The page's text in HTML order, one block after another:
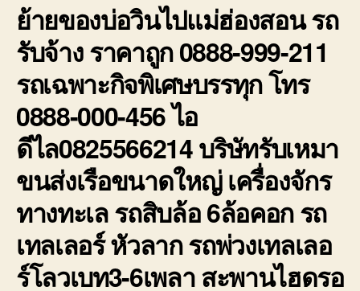
แม่ฮ่
รถ
ย้ายของบ่อวินไปแม่ฮ่องสอน รถ
รับจ้าง ราคาถูก 0888-999-211
รถเฉพาะกิจพิเศษบรรทุก โทร
0888-000-456 ไอ
ดีไล0825566214 บริษัทรับเหมา
ขนส่งเรือขนาดใหญ่ เครื่องจักร
ทางทะเล รถสิบล้อ 6ล้อคอก รถ
เทลเลอร์ หัวลาก รถพ่วงเทลเลอ
ร์โลวเบท3-6เพลา สะพานไฮดรอ